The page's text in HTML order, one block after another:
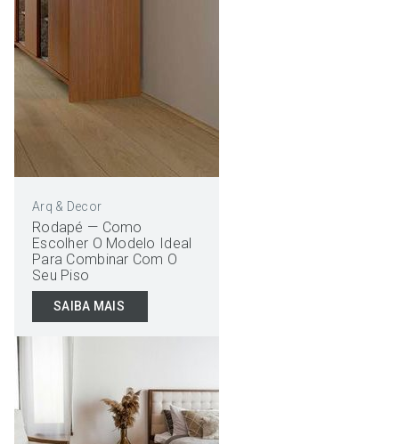
Arq & Decor
Rodapé — Como
Escolher O Modelo Ideal
Para Combinar Com O
Seu Piso
SAIBA MAIS